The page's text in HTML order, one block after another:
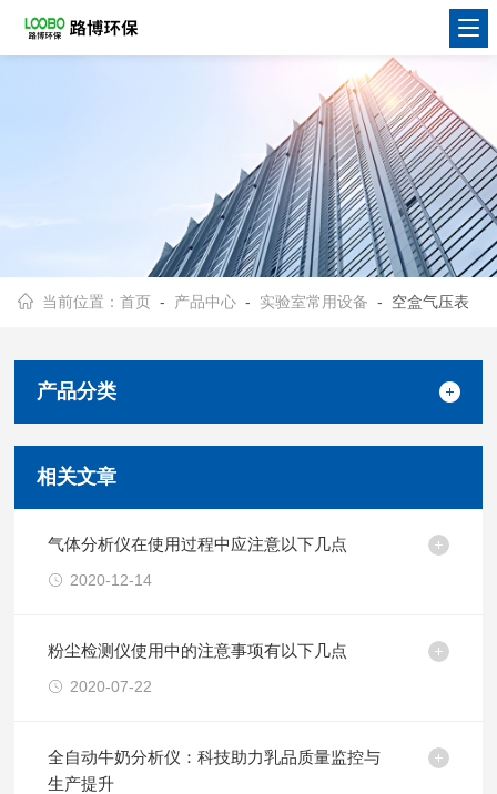
当前位置：首页 - 产品中心 - 实验室常用设备 - 空盒气压表
产品分类
相关文章
气体分析仪在使用过程中应注意以下几点
2020-12-14
粉尘检测仪使用中的注意事项有以下几点
2020-07-22
全自动牛奶分析仪：科技助力乳品质量监控与
生产提升